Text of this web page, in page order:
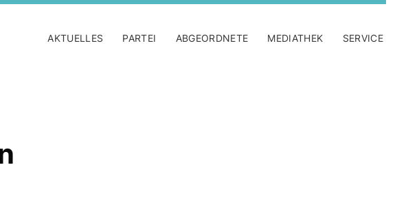
AKTUELLES PARTEI ABGEORDNETE MEDIATHEK SERVICE